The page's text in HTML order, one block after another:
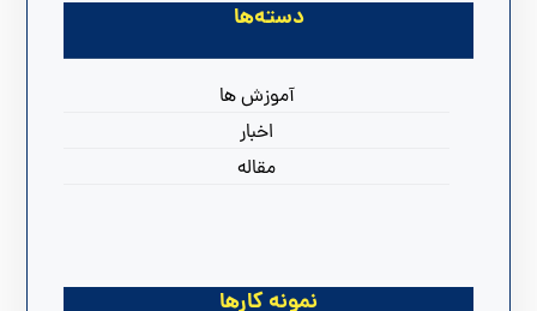
دسته‌ها
آموزش ها
اخبار
مقاله
نمونه کارها